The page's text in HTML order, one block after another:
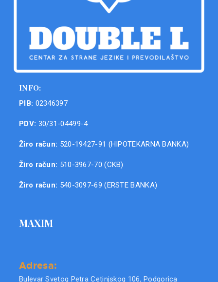
INFO:
PIB: 02346397
PDV: 30/31-04499-4
Žiro račun: 520-19427-91 (HIPOTEKARNA BANKA)
Žiro račun: 510-3967-70 (CKB)
Žiro račun: 540-3097-69 (ERSTE BANKA)
MAXIM
Adresa:
Bulevar Svetog Petra Cetinjskog 106, Podgorica